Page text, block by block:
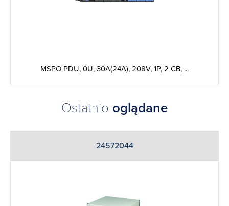
MSPO PDU, 0U, 30A(24A), 208V, 1P, 2 CB, ...
Ostatnio oglądane
24572044